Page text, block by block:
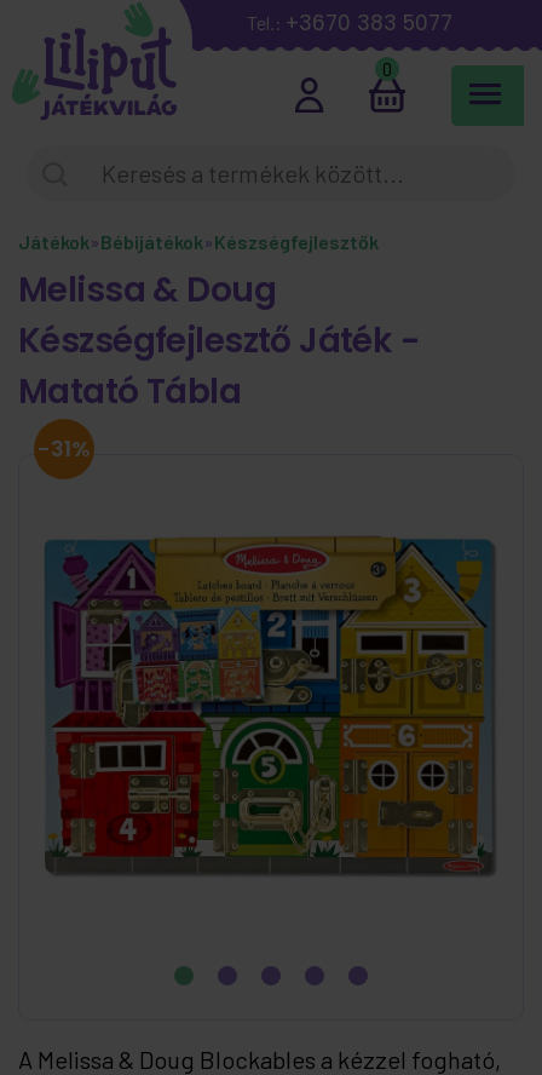
Tel.: +3670 383 5077
0
Játékok»Bébijátékok»Készségfejlesztők
Melissa & Doug
Készségfejlesztő Játék -
Matató Tábla
-31%
A Melissa & Doug Blockables a kézzel fogható,